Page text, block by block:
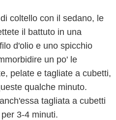
coltello con il sedano, le
il battuto in una
d'olio e uno spicchio
un po' le
pelate e tagliate a cubetti,
qualche minuto.
tagliata a cubetti
3-4 minuti.